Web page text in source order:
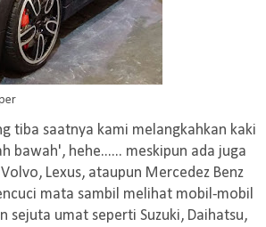
tiba saatnya kami melangkahkan kaki
bawah', hehe...... meskipun ada juga
Lexus, ataupun Mercedez Benz
mata sambil melihat mobil-mobil
umat seperti Suzuki, Daihatsu,